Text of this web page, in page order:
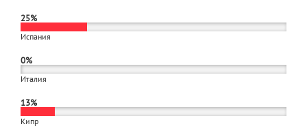
25%
Испания
0%
Италия
13%
Кипр